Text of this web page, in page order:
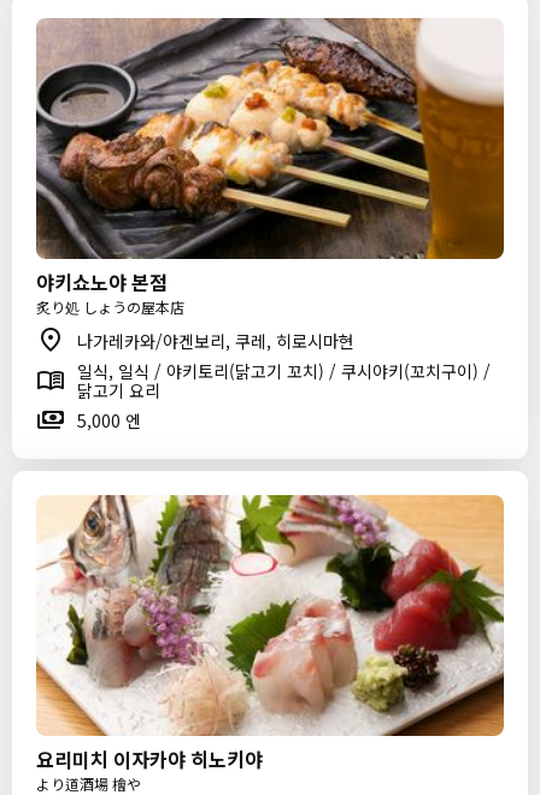
야키쇼노야 본점
炙り処 しょうの屋本店
나가레카와/야겐보리, 쿠레, 히로시마현
일식, 일식 / 야키토리(닭고기 꼬치) / 쿠시야키(꼬치구이) /
닭고기 요리
5,000 엔
요리미치 이자카야 히노키야
より道酒場 檜や